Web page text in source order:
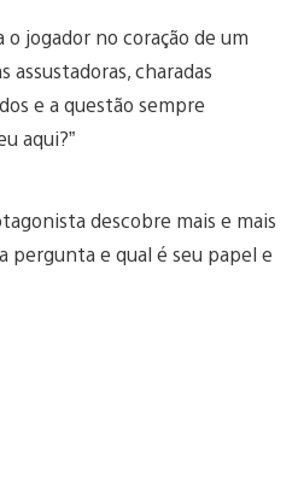
jogador no coração de um
assustadoras, charadas
e a questão sempre
aqui?”
descobre mais e mais
pergunta e qual é seu papel e